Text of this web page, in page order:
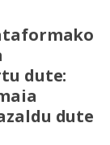
dute:
dute